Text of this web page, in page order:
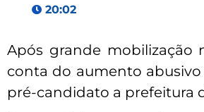
20:02
Após grande mobilização
conta do aumento
pré-candidato a prefeitura